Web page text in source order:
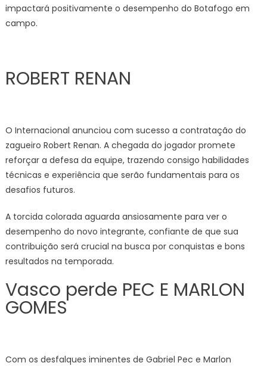
impactará positivamente o desempenho do Botafogo em
campo.
ROBERT RENAN
O Internacional anunciou com sucesso a contratação do
zagueiro Robert Renan. A chegada do jogador promete
reforçar a defesa da equipe, trazendo consigo habilidades
técnicas e experiência que serão fundamentais para os
desafios futuros.
A torcida colorada aguarda ansiosamente para ver o
desempenho do novo integrante, confiante de que sua
contribuição será crucial na busca por conquistas e bons
resultados na temporada.
Vasco perde PEC E MARLON
GOMES
Com os desfalques iminentes de Gabriel Pec e Marlon